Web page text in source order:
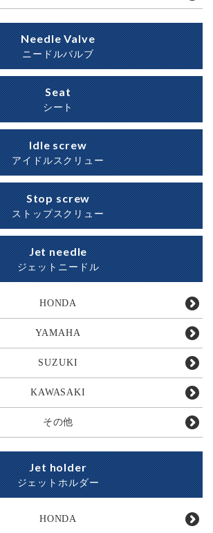
Needle Valve
ニードルバルブ
Seat
シート
Idle screw
アイドルスクリュー
Stop screw
ストップスクリュー
Jet needle
ジェットニードル
HONDA
YAMAHA
SUZUKI
KAWASAKI
その他
Jet holder
ジェットホルダー
HONDA